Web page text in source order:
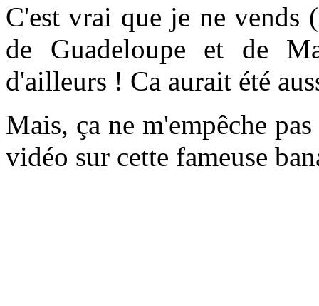
C'est vrai que je ne vends
de Guadeloupe et de
d'ailleurs ! Ca aurait été
Mais, ça ne m'empêche
vidéo sur cette fameuse